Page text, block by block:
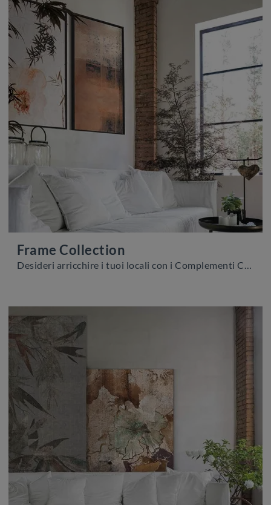
Frame Collection
Desideri arricchire i tuoi locali con i Complementi Caos Creativo by Rossi&Co? Ti presentiamo vari modelli di quadri in laccato come Frame Collection.